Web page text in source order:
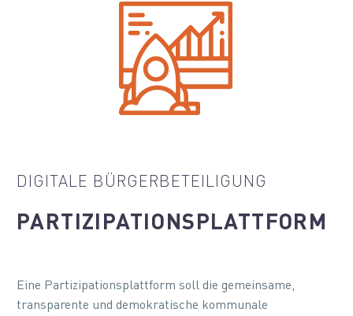


DIGITALE BÜRGERBETEILIGUNG
PARTIZIPATIONS­PLATTFORM
Eine Partizipationsplattform soll die gemeinsame,
transparente und demokratische kommunale